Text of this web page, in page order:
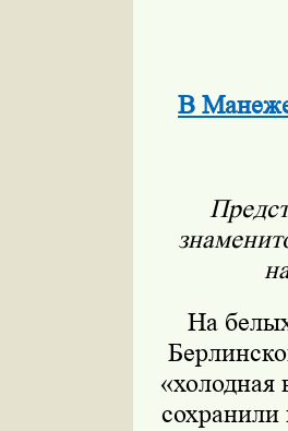
В Манеже
На
«холодная
сохранили